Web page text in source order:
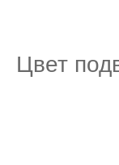
Цвет